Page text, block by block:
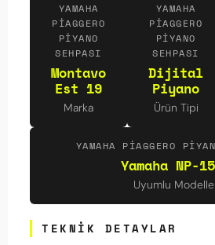
YAMAHA
PIAGGERO
PIYANO
SEHPASI
Montavo
Est 19
Marka
YAMAHA
PIAGGERO
PIYANO
SEHPASI
Dijital
Piyano
Ürün Tipi
YAMAHA PIAGGERO
Yamaha NP-
Uyumlu
TEKNIK DETAYLAR